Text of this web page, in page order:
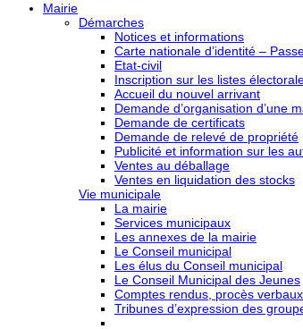
Mairie
Démarches
Notices et informations
Carte nationale d’identité –
Etat-civil
Inscription sur les listes
Accueil du nouvel arrivant
Demande d’organisation d’une
Demande de certificats
Demande de relevé de propriété
Publicité et information sur les
Ventes au déballage
Ventes en liquidation des stocks
Vie municipale
La mairie
Services municipaux
Les annexes de la mairie
Le Conseil municipal
Les élus du Conseil municipal
Le Conseil Municipal des Jeunes
Comptes rendus, procès
Tribunes d’expression des